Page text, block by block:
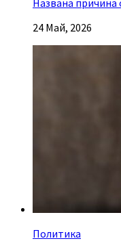
24 Май, 2026
Политика